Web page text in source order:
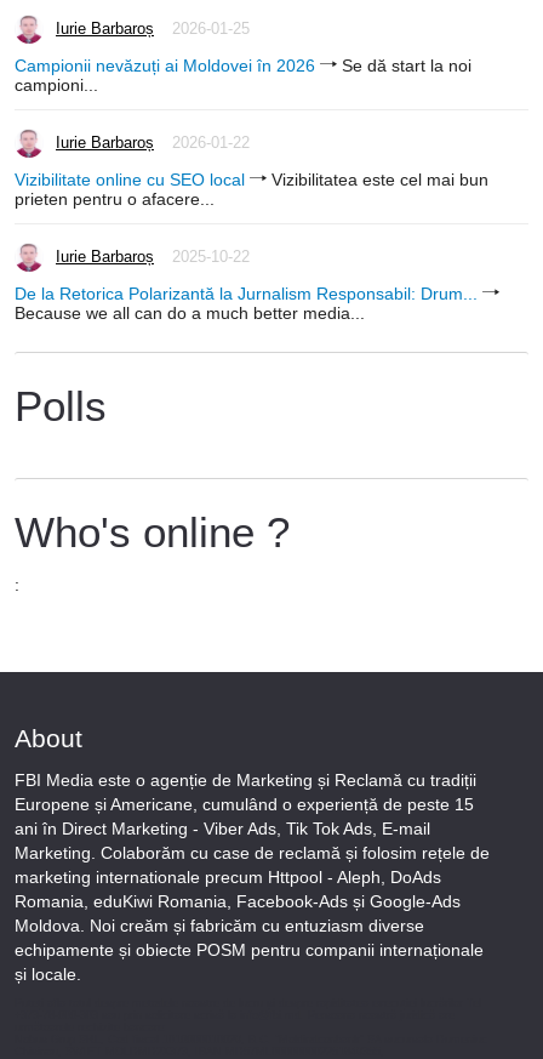
Iurie Barbaroș 2026-01-25
Campionii nevăzuți ai Moldovei în 2026
Se dă start la noi
campioni...
Iurie Barbaroș 2026-01-22
Vizibilitate online cu SEO local
Vizibilitatea este cel mai bun
prieten pentru o afacere...
Iurie Barbaroș 2025-10-22
De la Retorica Polarizantă la Jurnalism Responsabil: Drum...
Because we all can do a much better media...
Polls
Who's online ?
:
About
FBI Media este o agenție de Marketing și Reclamă cu tradiții
Europene și Americane, cumulând o experiență de peste 15
ani în Direct Marketing - Viber Ads, Tik Tok Ads, E-mail
Marketing. Colaborăm cu case de reclamă și folosim rețele de
marketing internationale precum Httpool - Aleph, DoAds
Romania, eduKiwi Romania, Facebook-Ads și Google-Ads
Moldova. Noi creăm și fabricăm cu entuziasm diverse
echipamente și obiecte POSM pentru companii internaționale
și locale.